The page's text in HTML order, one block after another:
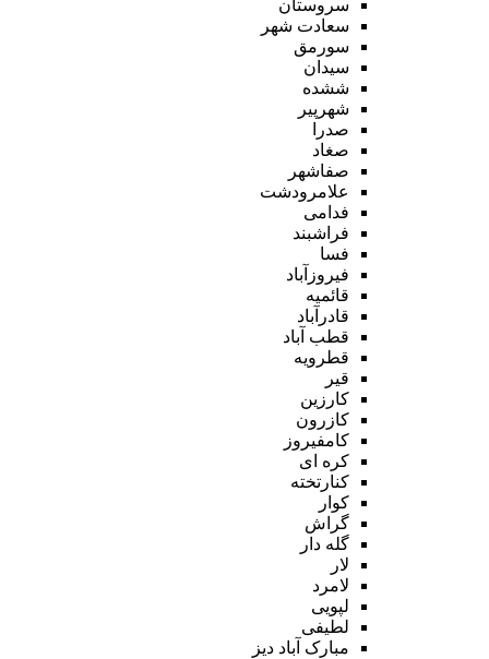
سروستان
سعادت شهر
سورمق
سیدان
ششده
شهرپیر
صدرا
صغاد
صفاشهر
علامرودشت
فدامی
فراشبند
فسا
فیروزآباد
قائمیه
قادرآباد
قطب آباد
قطرویه
قیر
کارزین
کازرون
کامفیروز
کره ای
کنارتخته
کوار
گراش
گله دار
لار
لامرد
لپویی
لطیفی
مبارک آباد دیز